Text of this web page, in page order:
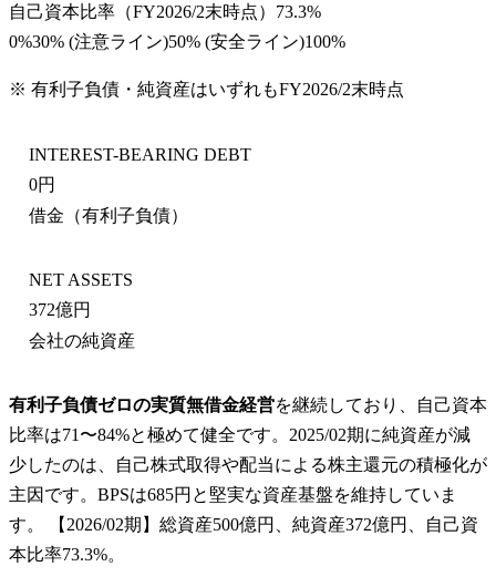
自己資本比率 （FY2026/2末時点） 73.3%
0%30% (注意ライン)50% (安全ライン)100%
※ 有利子負債・純資産はいずれもFY2026/2末時点
INTEREST-BEARING DEBT
0円
借金（有利子負債）
NET ASSETS
372億円
会社の純資産
有利子負債ゼロの実質無借金経営を継続しており、自己資本
比率は71〜84%と極めて健全です。2025/02期に純資産が減
少したのは、自己株式取得や配当による株主還元の積極化が
主因です。BPSは685円と堅実な資産基盤を維持していま
す。 【2026/02期】総資産500億円、純資産372億円、自己資
本比率73.3%。